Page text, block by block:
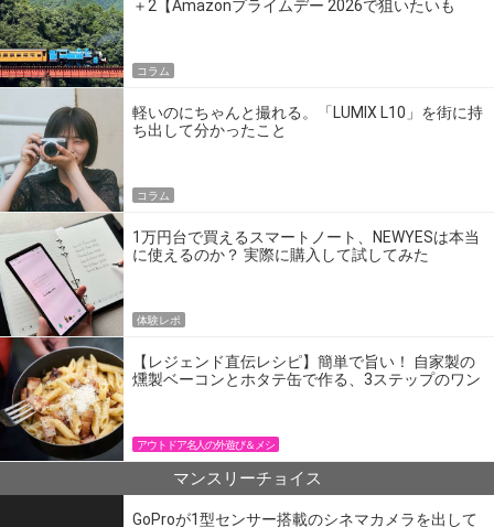
＋2【Amazonプライムデー 2026で狙いたいも
コラム
軽いのにちゃんと撮れる。「LUMIX L10」を街に持
ち出して分かったこと
コラム
1万円台で買えるスマートノート、NEWYESは本当
に使えるのか？ 実際に購入して試してみた
体験レポ
【レジェンド直伝レシピ】簡単で旨い！ 自家製の
燻製ベーコンとホタテ缶で作る、3ステップのワン
アウトドア名人の外遊び＆メシ
マンスリーチョイス
GoProが1型センサー搭載のシネマカメラを出して